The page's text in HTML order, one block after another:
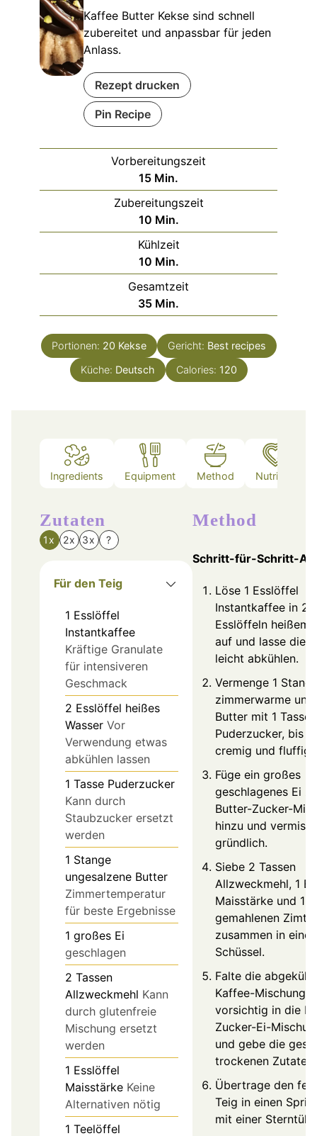
Kaffee Butter Kekse sind schnell
zubereitet und anpassbar für jeden
Anlass.
Rezept drucken
Pin Recipe
Vorbereitungszeit
15Minuten
Min.
Zubereitungszeit
10Minuten
Min.
Kühlzeit
10Minuten
Min.
Gesamtzeit
35Minuten
Min.
Portionen: 20 Kekse Gericht: Best recipes
Küche: Deutsch Calories: 120
Ingredients Equipment Method Nutrition
Zutaten
1x 2x 3x ?
Für den Teig
1 Esslöffel
Instantkaffee
Kräftige Granulate
für intensiveren
Geschmack
2 Esslöffel heißes
Wasser Vor
Verwendung etwas
abkühlen lassen
1 Tasse Puderzucker
Kann durch
Staubzucker ersetzt
werden
1 Stange
ungesalzene Butter
Zimmertemperatur
für beste Ergebnisse
1 großes Ei
geschlagen
2 Tassen
Allzweckmehl Kann
durch glutenfreie
Mischung ersetzt
werden
1 Esslöffel
Maisstärke Keine
Alternativen nötig
1 Teelöffel
Method
Schritt-für-Schritt-
Löse 1 Esslöffel
Instantkaffee in 2
Esslöffeln heißem
auf und lasse die
leicht abkühlen.
Vermenge 1
zimmerwarme
Butter mit 1 Tasse
Puderzucker, bis
cremig und fluffig
Füge ein großes
geschlagenes Ei
Butter-Zucker-
hinzu und
gründlich.
Siebe 2 Tassen
Allzweckmehl, 1
Maisstärke und 1
gemahlenen Zimt
zusammen in eine
Schüssel.
Falte die
Kaffee-Mischung
vorsichtig in die
Zucker-Ei-
und gebe die
trockenen Zutaten
Übertrage den
Teig in einen
mit einer